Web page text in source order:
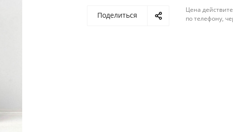
Поделиться
Цена
по телефону,